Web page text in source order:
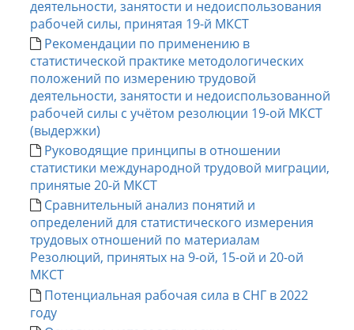
деятельности, занятости и недоиспользования
рабочей силы, принятая 19-й МКСТ
Рекомендации по применению в
статистической практике методологических
положений по измерению трудовой
деятельности, занятости и недоиспользованной
рабочей силы с учётом резолюции 19-ой МКСТ
(выдержки)
Руководящие принципы в отношении
статистики международной трудовой миграции,
принятые 20-й МКСТ
Сравнительный анализ понятий и
определений для статистического измерения
трудовых отношений по материалам
Резолюций, принятых на 9-ой, 15-ой и 20-ой
МКСТ
Потенциальная рабочая сила в СНГ в 2022
году